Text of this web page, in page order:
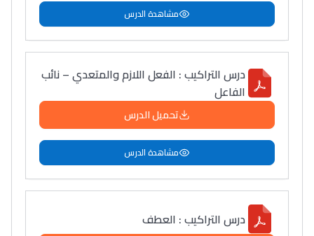
مشاهدة الدرس
درس التراكيب : الفعل اللازم والمتعدي – نائب
الفاعل
تحميل الدرس
مشاهدة الدرس
درس التراكيب : العطف